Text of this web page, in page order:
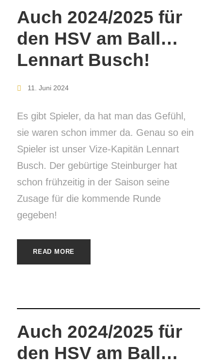
Auch 2024/2025 für
den HSV am Ball…
Lennart Busch!
11. Juni 2024
Es gibt Spieler, da hat man das Gefühl,
sie waren schon immer da. Genau so ein
Spieler ist unser Vize-Kapitän Lennart
Busch. Der gebürtige Steinburger hat
schon frühzeitig in der Saison seine
Zusage für die kommende Runde
gegeben!
READ MORE
Auch 2024/2025 für
den HSV am Ball…